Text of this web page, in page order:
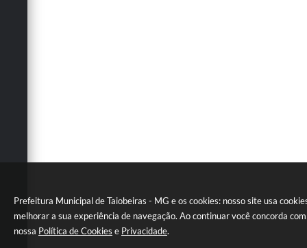
Prefeitura Municipal de Taiobeiras - MG e os cookies: nosso site usa
melhorar a sua experiência de navegação. Ao continuar você concorda
nossa Política de Cookies e Privacidade.